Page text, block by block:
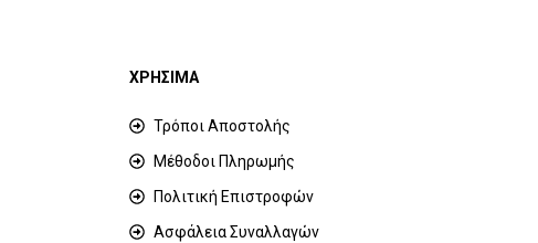
ΧΡΗΣΙΜΑ
Τρόποι Αποστολής
Μέθοδοι Πληρωμής
Πολιτική Επιστροφών
Ασφάλεια Συναλλαγών